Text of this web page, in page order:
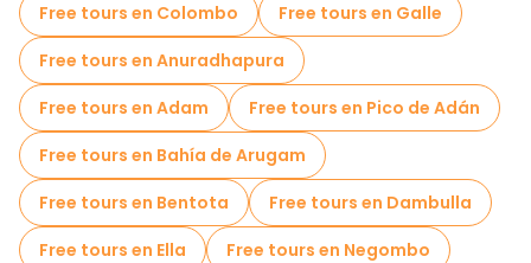
Free tours en Colombo
Free tours en Galle
Free tours en Anuradhapura
Free tours en Adam
Free tours en Pico de Adán
Free tours en Bahía de Arugam
Free tours en Bentota
Free tours en Dambulla
Free tours en Ella
Free tours en Negombo